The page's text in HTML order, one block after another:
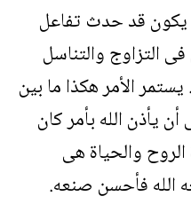
يكون قد حدث تفاعل
التزاوج والتناسل
الأمر هكذا ما بين
يأذن الله بأمر كان
والحياة هى
الله فأحسن صنعه.